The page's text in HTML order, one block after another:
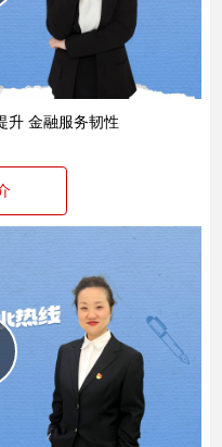
升 金融服务韧性
Video
Play
Video